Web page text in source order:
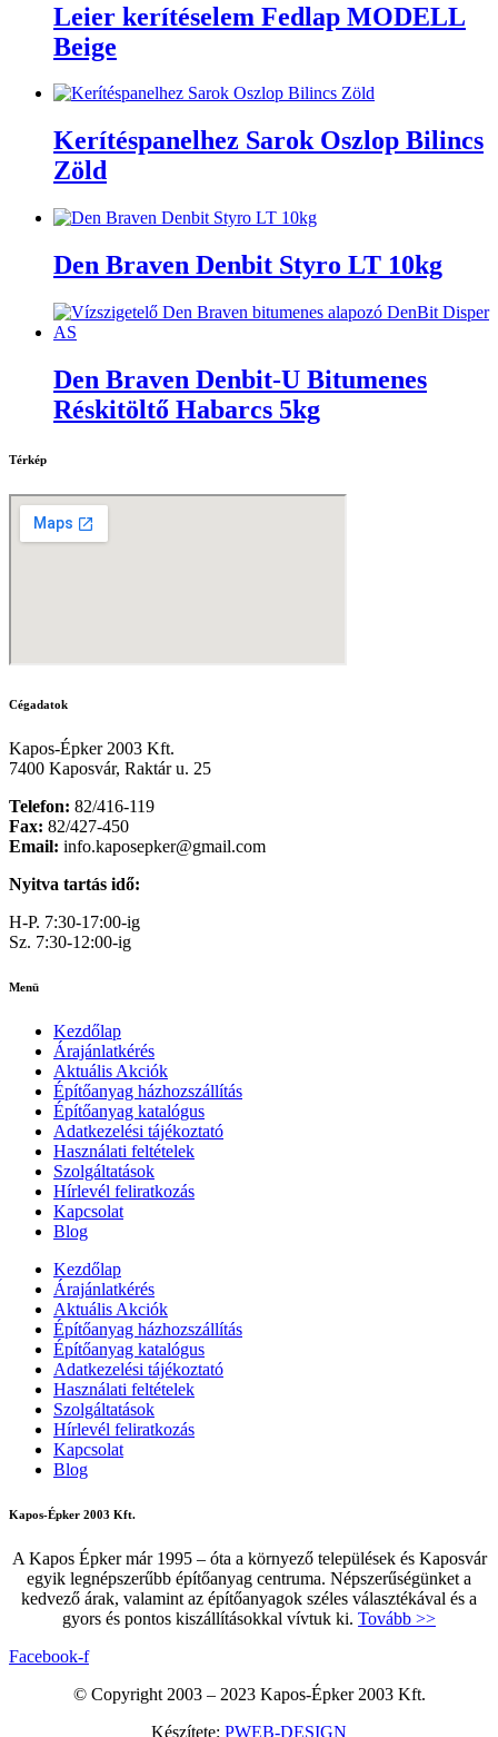
Leier kerítéselem Fedlap MODELL
Beige
Kerítéspanelhez Sarok Oszlop Bilincs
Zöld
Den Braven Denbit Styro LT 10kg
Den Braven Denbit-U Bitumenes
Réskitöltő Habarcs 5kg
Térkép
Cégadatok
Kapos-Épker 2003 Kft.
7400 Kaposvár, Raktár u. 25
Telefon: 82/416-119
Fax: 82/427-450
Email: info.kaposepker@gmail.com
Nyitva tartás idő:
H-P. 7:30-17:00-ig
Sz. 7:30-12:00-ig
Menü
Kezdőlap
Árajánlatkérés
Aktuális Akciók
Építőanyag házhozszállítás
Építőanyag katalógus
Adatkezelési tájékoztató
Használati feltételek
Szolgáltatások
Hírlevél feliratkozás
Kapcsolat
Blog
Kezdőlap
Árajánlatkérés
Aktuális Akciók
Építőanyag házhozszállítás
Építőanyag katalógus
Adatkezelési tájékoztató
Használati feltételek
Szolgáltatások
Hírlevél feliratkozás
Kapcsolat
Blog
Kapos-Épker 2003 Kft.
A Kapos Épker már 1995 – óta a környező települések és Kaposvár
egyik legnépszerűbb építőanyag centruma. Népszerűségünket a
kedvező árak, valamint az építőanyagok széles választékával és a
gyors és pontos kiszállításokkal vívtuk ki. Tovább >>
Facebook-f
© Copyright 2003 – 2023 Kapos-Épker 2003 Kft.
Készítete: PWEB-DESIGN